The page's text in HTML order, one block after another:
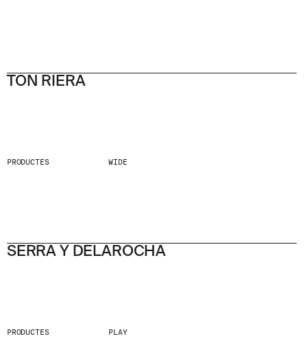
TON RIERA
PRODUCTES WIDE
SERRA Y DELAROCHA
PRODUCTES PLAY